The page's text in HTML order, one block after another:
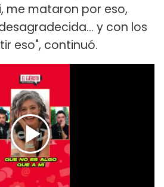
me mataron por eso,
y con los
eso", continuó.